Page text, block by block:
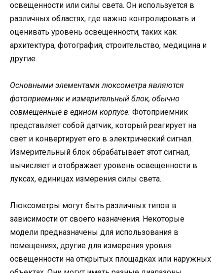
освещенности или силы света. Он используется в
различных областях, где важно контролировать и
оценивать уровень освещенности, таких как
архитектура, фотография, строительство, медицина и
другие.
Основными элементами люксометра являются
фотоприемник и измерительный блок, обычно
совмещенные в едином корпусе. Фотоприемник
представляет собой датчик, который реагирует на
свет и конвертирует его в электрический сигнал.
Измерительный блок обрабатывает этот сигнал,
вычисляет и отображает уровень освещенности в
луксах, единицах измерения силы света.
Люксометры могут быть различных типов в
зависимости от своего назначения. Некоторые
модели предназначены для использования в
помещениях, другие для измерения уровня
освещенности на открытых площадках или наружных